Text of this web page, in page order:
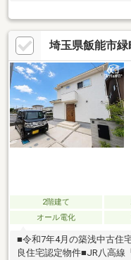
ブン 飯能川寺・・・約90
能店・・・約750ｍ 徒歩
・。.。週末に、ご家族・
なってみませんか？周辺環
埼玉県飯能市
2階建て
オール電化
■令和7年4月の築浅中古住
良住宅認定物件■JR八高線